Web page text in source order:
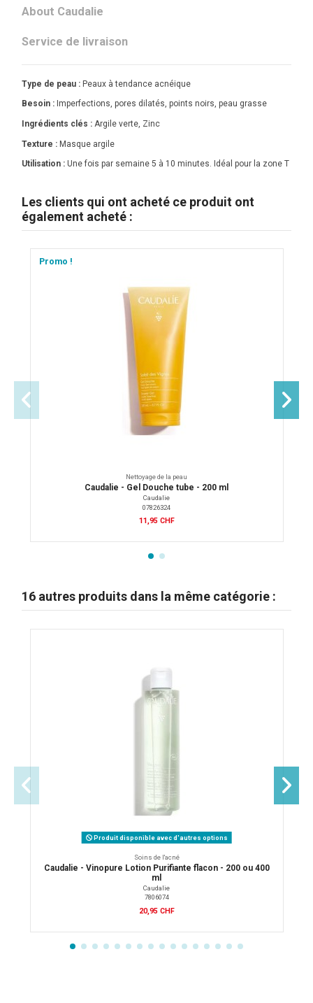
About Caudalie
Service de livraison
Type de peau : Peaux à tendance acnéique
Besoin : Imperfections, pores dilatés, points noirs, peau grasse
Ingrédients clés : Argile verte, Zinc
Texture : Masque argile
Utilisation : Une fois par semaine 5 à 10 minutes. Idéal pour la zone T
Les clients qui ont acheté ce produit ont
également acheté :
Promo !
Nettoyage de la peau
Caudalie - Gel Douche tube - 200 ml
Caudalie
07826324
11,95 CHF
16 autres produits dans la même catégorie :
Produit disponible avec d'autres options
Soins de l'acné
Caudalie - Vinopure Lotion Purifiante flacon - 200 ou 400
ml
Caudalie
7806074
20,95 CHF